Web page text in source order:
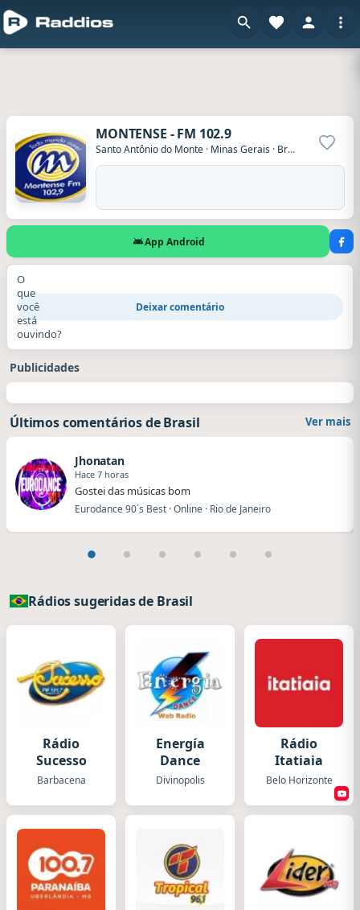
MONTENSE - FM 102.9
Santo Antônio do Monte · Minas Gerais · Brasil
App Android
O
que
você
está
ouvindo?
Deixar comentário
Publicidades
Últimos comentários de Brasil Ver mais
Jhonatan
Hace 7 horas
Gostei das músicas bom
Eurodance 90´s Best · Online · Rio de Janeiro
Rádios sugeridas de Brasil
Rádio
Sucesso
Barbacena
Energía
Dance
Divinopolis
Rádio
Itatiaia
Belo Horizonte